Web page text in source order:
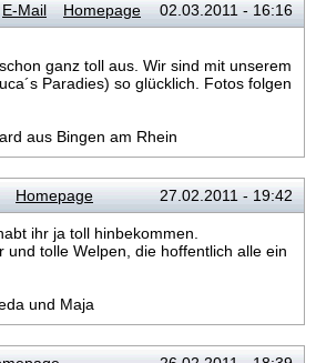
E-Mail Homepage 02.03.2011 - 16:16
ganz toll aus. Wir sind mit unserem
Paradies) so glücklich. Fotos folgen
aus Bingen am Rhein
Homepage 27.02.2011 - 19:42
ihr ja toll hinbekommen.
und tolle Welpen, die hoffentlich alle ein
und Maja